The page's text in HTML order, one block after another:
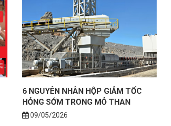
6 NGUYÊN NHÂN HỘP GIẢM TỐC
HỎNG SỚM TRONG MỎ THAN
09/05/2026